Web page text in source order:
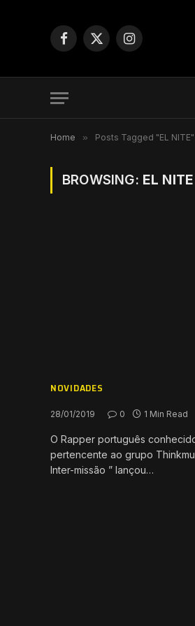
Facebook
X
Instagram
Home » Posts Tagged "EL NITE"
BROWSING: EL NITE
NOVIDADES
28/01/2019 0 1 Min Read
O Rapper português
pertencente ao grupo
Inter-missão ” lançou…